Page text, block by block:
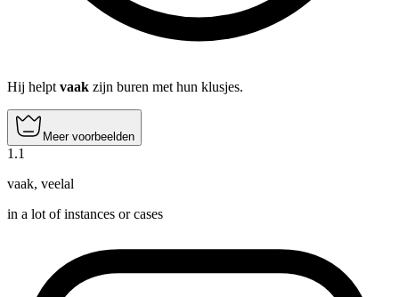
Hij helpt vaak zijn buren met hun klusjes.
Meer voorbeelden
1 .1
vaak, veelal
in a lot of instances or cases